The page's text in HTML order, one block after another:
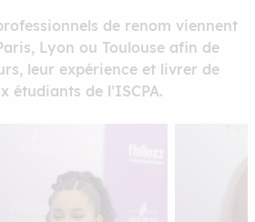
de renom viennent
Lyon ou Toulouse afin de
leur expérience et livrer de
étudiants de l’ISCPA.